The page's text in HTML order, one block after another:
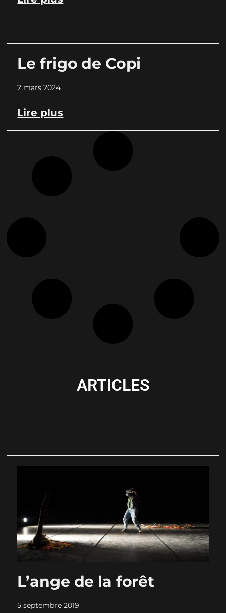
Le frigo de Copi
2 mars 2024
Lire plus
ARTICLES
L’ange de la forêt
5 septembre 2019